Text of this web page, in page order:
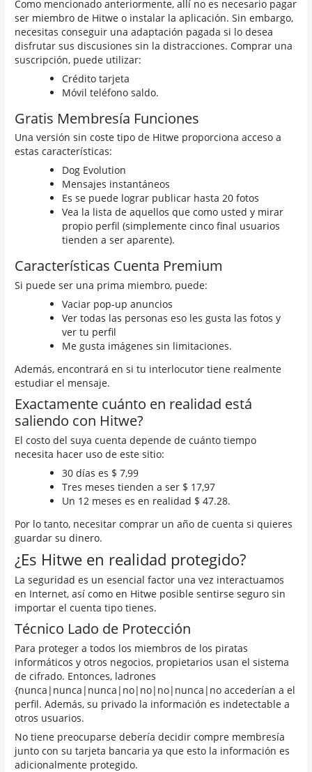
Como mencionado anteriormente, allí no es necesario pagar
ser miembro de Hitwe o instalar la aplicación. Sin embargo,
necesitas conseguir una adaptación pagada si lo desea
disfrutar sus discusiones sin la distracciones. Comprar una
suscripción, puede utilizar:
Crédito tarjeta
Móvil teléfono saldo.
Gratis Membresía Funciones
Una versión sin coste tipo de Hitwe proporciona acceso a
estas características:
Dog Evolution
Mensajes instantáneos
Es se puede lograr publicar hasta 20 fotos
Vea la lista de aquellos que como usted y mirar
propio perfil (simplemente cinco final usuarios
tienden a ser aparente).
Características Cuenta Premium
Si puede ser una prima miembro, puede:
Vaciar pop-up anuncios
Ver todas las personas eso les gusta las fotos y
ver tu perfil
Me gusta imágenes sin limitaciones.
Además, encontrará en si tu interlocutor tiene realmente
estudiar el mensaje.
Exactamente cuánto en realidad está
saliendo con Hitwe?
El costo del suya cuenta depende de cuánto tiempo
necesita hacer uso de este sitio:
30 días es $ 7,99
Tres meses tienden a ser $ 17,97
Un 12 meses es en realidad $ 47.28.
Por lo tanto, necesitar comprar un año de cuenta si quieres
guardar su dinero.
¿Es Hitwe en realidad protegido?
La seguridad es un esencial factor una vez interactuamos
en Internet, así como en Hitwe posible sentirse seguro sin
importar el cuenta tipo tienes.
Técnico Lado de Protección
Para proteger a todos los miembros de los piratas
informáticos y otros negocios, propietarios usan el sistema
de cifrado. Entonces, ladrones
{nunca|nunca|nunca|no|no|no|nunca|no accederían a el
perfil. Además, su privado la información es indetectable a
otros usuarios.
No tiene preocuparse debería decidir compre membresía
junto con su tarjeta bancaria ya que esto la información es
adicionalmente protegido.